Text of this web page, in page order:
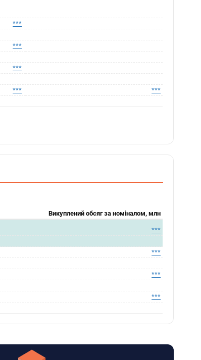
***
***
***
***
***
Викуплений обсяг за номіналом, млн
***
***
***
***